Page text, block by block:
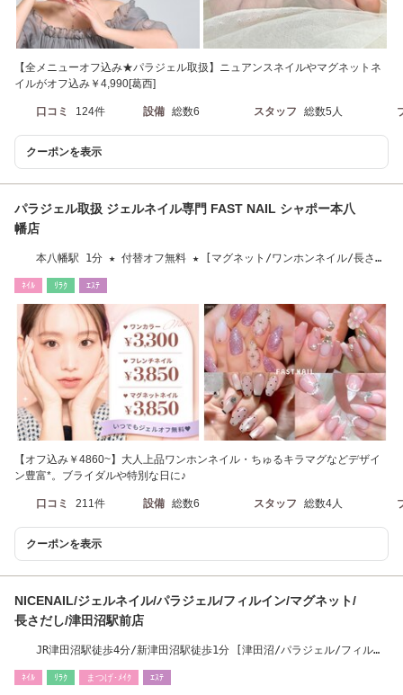
【全メニューオフ込み★パラジェル取扱】ニュアンスネイルやマグネットネ
イルがオフ込み￥4,990[葛西]
口コミ 124件 設備 総数6 スタッフ 総数5人
クーポンを表示
パラジェル取扱 ジェルネイル専門 FAST NAIL シャポー本八
幡店
本八幡駅 1分 ★ 付替オフ無料 ★ [マグネット/ワンホンネイル/長さだ
ﾈｲﾙ ﾘﾗｸ ｴｽﾃ
【オフ込み￥4860~】大人上品ワンホンネイル・ちゅるキラマグなどデザイ
ン豊富*。ブライダルや特別な日に♪
口コミ 211件 設備 総数6 スタッフ 総数4人
クーポンを表示
NICENAIL/ジェルネイル/パラジェル/フィルイン/マグネット/
長さだし/津田沼駅前店
JR津田沼駅徒歩4分/新津田沼駅徒歩1分 [津田沼/パラジェル/フィルイ
ﾈｲﾙ ﾘﾗｸ まつげ･ﾒｲｸ ｴｽﾃ